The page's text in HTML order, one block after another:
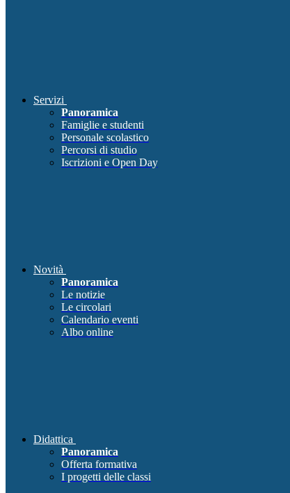
Servizi
Panoramica
Famiglie e studenti
Personale scolastico
Percorsi di studio
Iscrizioni e Open Day
Novità
Panoramica
Le notizie
Le circolari
Calendario eventi
Albo online
Didattica
Panoramica
Offerta formativa
I progetti delle classi